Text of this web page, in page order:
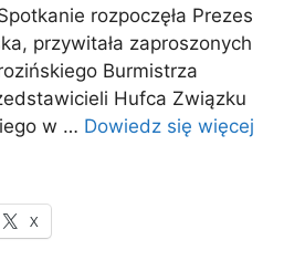
rozpoczęła Prezes
przywitała zaproszonych
Burmistrza
Hufca Związku
w … Dowiedz się więcej
X